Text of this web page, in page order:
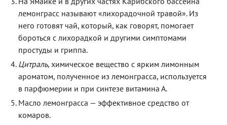
лемонграсс называют «лихорадочной травой». Из
него готовят чай, который, как говорят, помогает
бороться с лихорадкой и другими симптомами
простуды и гриппа.
Цитраль, химическое вещество с ярким лимонным
ароматом, полученное из лемонграсса, используется
в парфюмерии и при синтезе витамина А.
Масло лемонграсса — эффективное средство от
комаров.